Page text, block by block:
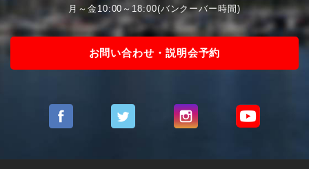
月～金10:00～18:00(バンクーバー時間)
お問い合わせ・説明会予約